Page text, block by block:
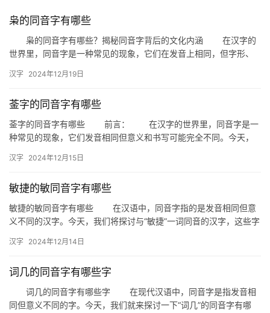
拼
枭的同音字有哪些
枭的同音字有哪些？揭秘同音字背后的文化内涵 在汉字的
世界里，同音字是一种常见的现象，它们在发音上相同，但字形、
…
汉字 2024年12月19日
菳字的同音字有哪些
菳字的同音字有哪些 前言： 在汉字的世界里，同音字是一
种常见的现象，它们发音相同但意义和书写可能完全不同。今天，
汉字 2024年12月15日
敏捷的敏同音字有哪些
敏捷的敏同音字有哪些 在汉语中，同音字指的是发音相同但意
义不同的汉字。今天，我们将探讨与“敏捷”一词同音的汉字，这些字
汉字 2024年12月14日
词几的同音字有哪些字
词几的同音字有哪些字 在现代汉语中，同音字是指发音相
同但意义不同的字。今天，我们就来探讨一下“词几”的同音字有哪